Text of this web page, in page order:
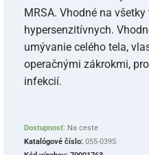
MRSA. Vhodné na
hypersenzitívnych.
umývanie celého tela,
operačnými zákrokmi,
infekcií.
Dostupnosť: Na ceste
Katalógové číslo: 055-039S